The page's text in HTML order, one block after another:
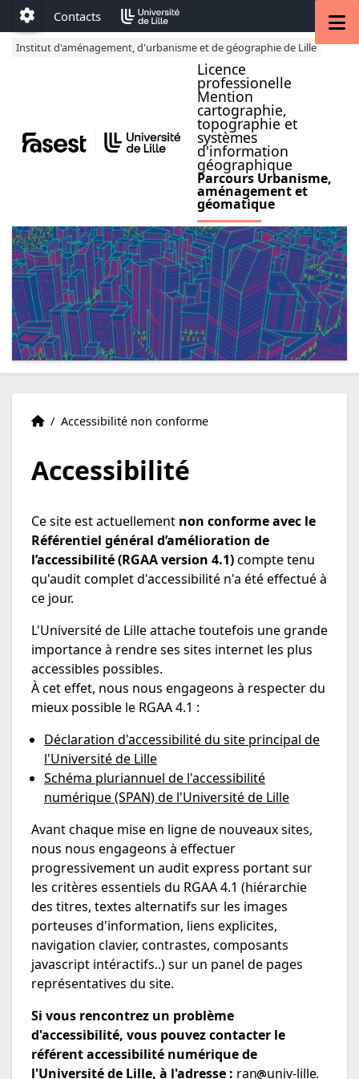
Accéder au menu principal
Accéder au contenu
Paramétrage
Contacts
Institut d'aménagement, d'urbanisme et de géographie de Lille
Licence
professionelle
Mention
cartographie,
topographie et
systèmes
d'information
géographique
Parcours Urbanisme,
aménagement et
géomatique
Accueil
Accueil
/ Accessibilité non conforme
Accessibilité
Ce site est actuellement non conforme avec le
Référentiel général d’amélioration de
l’accessibilité (RGAA version 4.1)compte tenu
qu'audit complet d'accessibilité n'a été effectué à
ce jour.
L'Université de Lille attache toutefois une grande
importance à rendre ses sites internet les plus
accessibles possibles.
À cet effet, nous nous engageons à respecter du
mieux possible le RGAA 4.1 :
Déclaration d'accessibilité du site principal de
l'Université de Lille
Schéma pluriannuel de l'accessibilité
numérique (SPAN) de l'Université de Lille
Avant chaque mise en ligne de nouveaux sites,
nous nous engageons à effectuer
progressivement un audit express portant sur
les critères essentiels du RGAA 4.1 (hiérarchie
des titres, textes alternatifs sur les images
porteuses d'information, liens explicites,
navigation clavier, contrastes, composants
javascript intéractifs..) sur un panel de pages
représentatives du site.
Si vous rencontrez un problème
d'accessibilité, vous pouvez contacter le
référent accessibilité numérique de
l'Université de Lille, à l'adresse : ran univ-lille